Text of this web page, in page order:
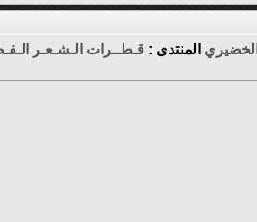
الخضيري المنتدى : قـطــرات الـشـعـر